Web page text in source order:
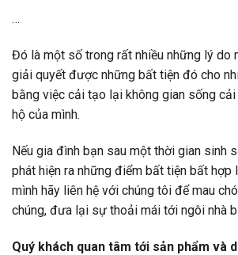
…
Đó là một số trong rất nhiều những lý do
giải quyết được những bất tiện đó cho
bằng việc cải tạo lại không gian sống
hộ của mình.
Nếu gia đình bạn sau một thời gian sinh
phát hiện ra những điểm bất tiện bất hợp
mình hãy liên hệ với chúng tôi để mau
chúng, đưa lại sự thoải mái tới ngôi nhà
Quý khách quan tâm tới sản phẩm và